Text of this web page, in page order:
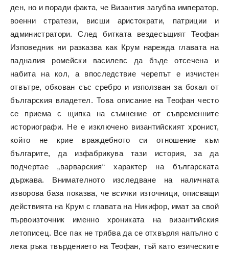
ден, но и поради факта, че Византия загубва император,
военни стратези, висши аристократи, патриции и
администратори. След битката вездесъщият Теофан
Изповедник ни разказва как Крум нарежда главата на
падналия ромейски василевс да бъде отсечена и
набита на кол, а впоследствие черепът е изчистен
отвътре, обкован със сребро и използван за бокал от
българския владетел. Това описание на Теофан често
се приема с щипка на съмнение от съвременните
историографи. Не е изключено византийският хронист,
който не крие враждебното си отношение към
българите, да изфабрикува тази история, за да
подчертае „варварския“ характер на българската
държава. Внимателното изследване на наличната
изворова база показва, че всички източници, описващи
действията на Крум с главата на Никифор, имат за свой
първоизточник именно хрониката на византийския
летописец. Все пак не трябва да се отхвърля напълно с
лека ръка твърдението на Теофан, тъй като езическите